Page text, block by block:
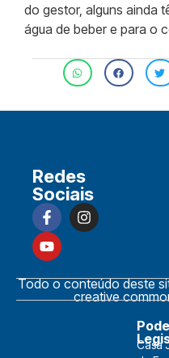
do gestor, alguns ainda
água de beber e para o
Redes
Sociais
Todo o conteúdo deste
creative
Casa